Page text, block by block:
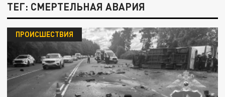
ТЕГ: СМЕРТЕЛЬНАЯ АВАРИЯ
ПРОИСШЕСТВИЯ